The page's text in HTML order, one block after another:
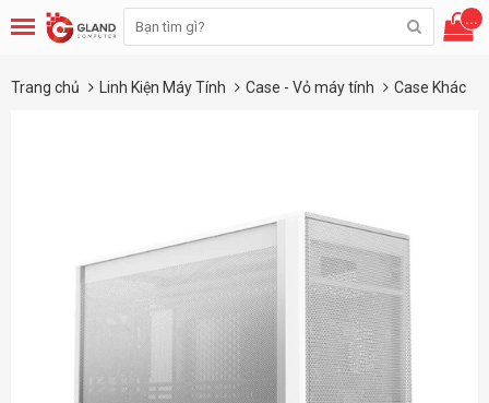
...
Trang chủ Linh Kiện Máy Tính Case - Vỏ máy tính Case Khác